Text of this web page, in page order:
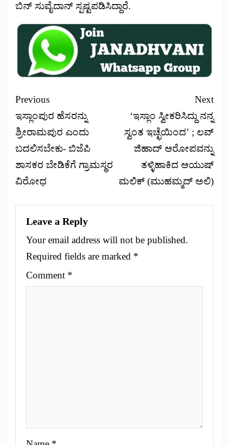
ಬಿನ್ ಸುವೈದಾನ್ ಸ್ಪಷ್ಟಪಡಿಸಿದ್ದಾರೆ.
Previous
ಇಸ್ಲಾಂಪುರ ಹೆಸರನ್ನು
ಶ್ರೀರಾಮಪುರ ಎಂದು
ಬದಲಿಸಬೇಕು- ಬಿಜೆಪಿ
ಶಾಸಕರ ಬೇಡಿಕೆಗೆ ಗ್ರಾಮಸ್ಥರ
ವಿರೋಧ
Next
‘ಇಸ್ಲಾಂ ಸ್ವೀಕರಿಸಿದ್ದು ನನ್ನ
ಸ್ವಂತ ಇಚ್ಛೆಯಿಂದ’ ; ಲವ್
ಜಿಹಾದ್ ಆರೋಪವನ್ನು
ತಳ್ಳಿಹಾಕಿದ ಆಯುಷ್
ಮಲಿಕ್ (ಮುಹಮ್ಮದ್ ಅಲಿ)
Leave a Reply
Your email address will not be published.
Required fields are marked *
Comment *